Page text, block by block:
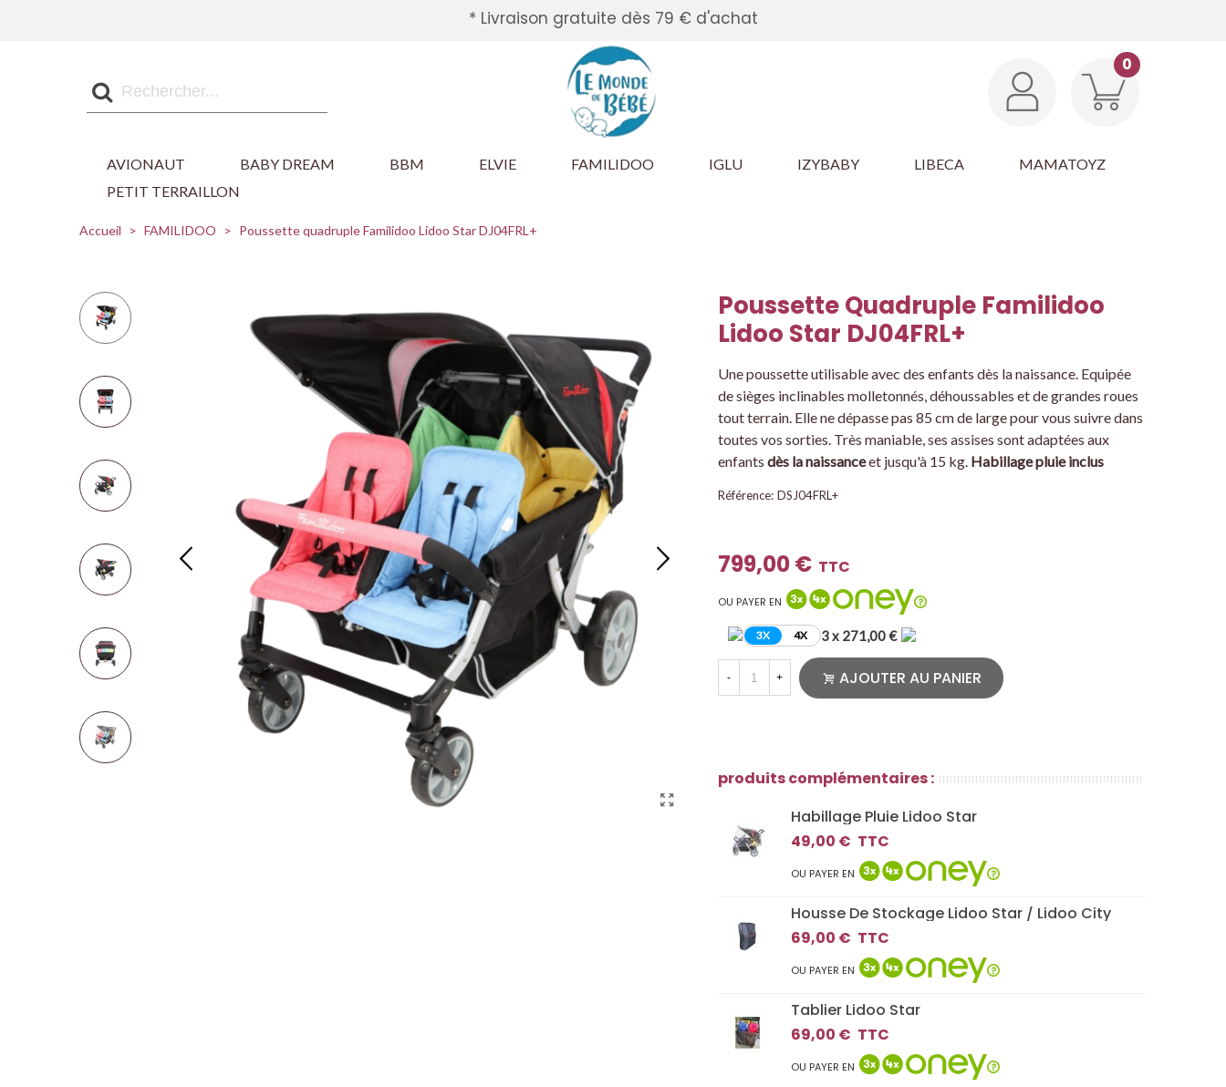
* Livraison gratuite dès 79 € d'achat
0
AVIONAUT BABY DREAM BBM ELVIE FAMILIDOO IGLU IZYBABY LIBECA
MAMATOYZ
PETIT TERRAILLON
Accueil > FAMILIDOO > Poussette quadruple Familidoo Lidoo Star DJ04FRL+
Poussette Quadruple Familidoo
Lidoo Star DJ04FRL+
Une poussette utilisable avec des enfants dès la naissance. Equipée
de sièges inclinables molletonnés, déhoussables et de grandes roues
tout terrain. Elle ne dépasse pas 85 cm de large pour vous suivre dans
toutes vos sorties. Très maniable, ses assises sont adaptées aux
enfants dès la naissanceet jusqu'à 15 kg. Habillage pluie inclus
Référence: DSJ04FRL+
799,00 € TTC
OU PAYER EN
3X 4X 3 x 271,00 €
- + AJOUTER AU PANIER
produits complémentaires :
Habillage Pluie Lidoo Star
49,00 € TTC
OU PAYER EN
Housse De Stockage Lidoo Star / Lidoo City
69,00 € TTC
OU PAYER EN
Tablier Lidoo Star
69,00 € TTC
OU PAYER EN